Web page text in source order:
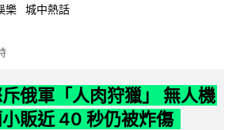
樂 城中熱話
俄軍「人肉狩獵」 無人機
販近 40 秒仍被炸傷